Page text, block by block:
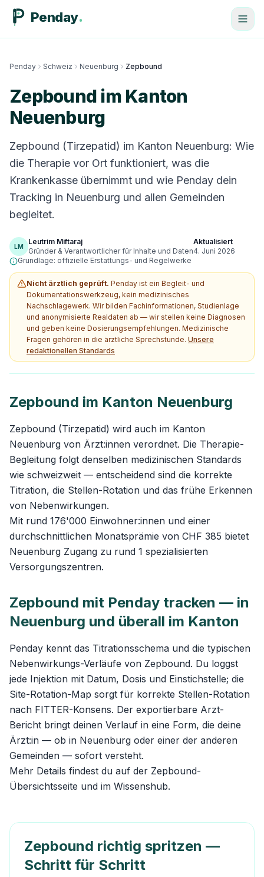
Penday
Penday Schweiz Neuenburg Zepbound
Zepbound im Kanton
Neuenburg
Zepbound (Tirzepatid) im Kanton Neuenburg: Wie
die Therapie vor Ort funktioniert, was die
Krankenkasse übernimmt und wie Penday dein
Tracking in Neuenburg und allen Gemeinden
begleitet.
LM
Leutrim Miftaraj
Gründer & Verantwortlicher für Inhalte und Daten
Aktualisiert
4. Juni 2026
Grundlage: offizielle Erstattungs- und Regelwerke
Nicht ärztlich geprüft. Penday ist ein Begleit- und
Dokumentationswerkzeug, kein medizinisches
Nachschlagewerk. Wir bilden Fachinformationen, Studienlage
und anonymisierte Realdaten ab — wir stellen keine Diagnosen
und geben keine Dosierungsempfehlungen. Medizinische
Fragen gehören in die ärztliche Sprechstunde. Unsere
redaktionellen Standards
Zepbound im Kanton Neuenburg
Zepbound (Tirzepatid) wird auch im Kanton
Neuenburg von Ärzt:innen verordnet. Die Therapie-
Begleitung folgt denselben medizinischen Standards
wie schweizweit — entscheidend sind die korrekte
Titration, die Stellen-Rotation und das frühe Erkennen
von Nebenwirkungen.
Mit rund 176'000 Einwohner:innen und einer
durchschnittlichen Monatsprämie von CHF 385 bietet
Neuenburg Zugang zu rund 1 spezialisierten
Versorgungszentren.
Zepbound mit Penday tracken — in
Neuenburg und überall im Kanton
Penday kennt das Titrationsschema und die typischen
Nebenwirkungs-Verläufe von Zepbound. Du loggst
jede Injektion mit Datum, Dosis und Einstichstelle; die
Site-Rotation-Map sorgt für korrekte Stellen-Rotation
nach FITTER-Konsens. Der exportierbare Arzt-
Bericht bringt deinen Verlauf in eine Form, die deine
Ärzt:in — ob in Neuenburg oder einer der anderen
Gemeinden — sofort versteht.
Mehr Details findest du auf der Zepbound-
Übersichtsseite und im Wissenshub.
Zepbound richtig spritzen —
Schritt für Schritt